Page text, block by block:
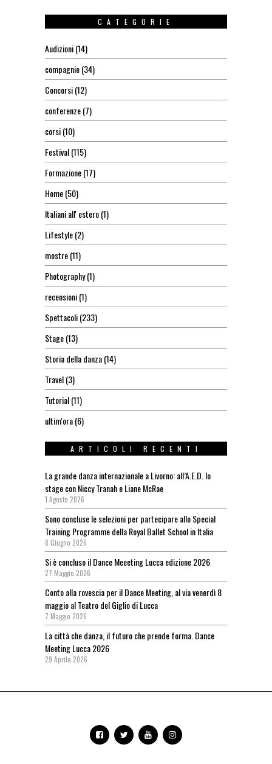
CATEGORIE
Audizioni(14)
compagnie(34)
Concorsi(12)
conferenze(7)
corsi(10)
Festival(115)
Formazione(17)
Home(50)
Italiani all' estero(1)
Lifestyle(2)
mostre(11)
Photography(1)
recensioni(1)
Spettacoli(233)
Stage(13)
Storia della danza(14)
Travel(3)
Tutorial(11)
ultim'ora(6)
ARTICOLI RECENTI
La grande danza internazionale a Livorno: all’A.E.D. lo
stage con Niccy Tranah e Liane McRae
1 Agosto 2026
Sono concluse le selezioni per partecipare allo Special
Training Programme della Royal Ballet School in Italia
8 Giugno 2026
Si è concluso il Dance Meeeting Lucca edizione 2026
27 Maggio 2026
Conto alla rovescia per il Dance Meeting, al via venerdì 8
maggio al Teatro del Giglio di Lucca
7 Maggio 2026
La città che danza, il futuro che prende forma. Dance
Meeting Lucca 2026
29 Aprile 2026